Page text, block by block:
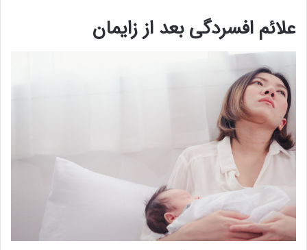
علائم افسردگی بعد از زایمان